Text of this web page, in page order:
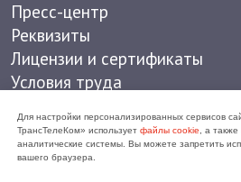
Для настройки персонализированных сервисов
ТрансТелеКом» использует файлы cookie, а также
аналитические системы. Вы можете запретить
вашего браузера.